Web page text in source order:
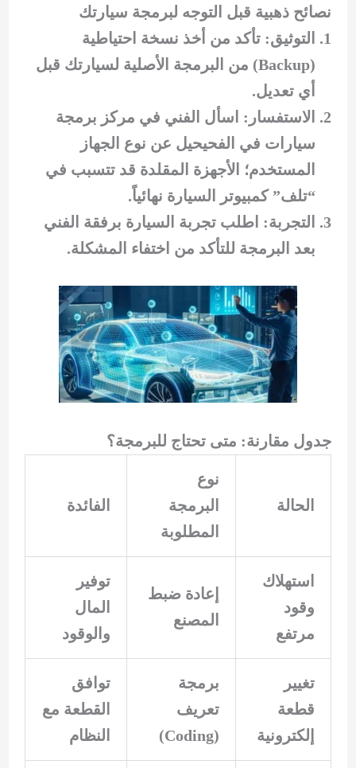
نصائح ذهبية قبل التوجه لبرمجة سيارتك
التوثيق: تأكد من أخذ نسخة احتياطية
(Backup) من البرمجة الأصلية لسيارتك قبل
أي تعديل.
الاستفسار: اسأل الفني في مركز برمجة
سيارات في الفحيحيل عن نوع الجهاز
المستخدم؛ الأجهزة المقلدة قد تتسبب في
“تلف” كمبيوتر السيارة نهائياً.
التجربة: اطلب تجربة السيارة برفقة الفني
بعد البرمجة للتأكد من اختفاء المشكلة.
جدول مقارنة: متى تحتاج للبرمجة؟
الحالة
نوع
البرمجة
المطلوبة
الفائدة
استهلاك
وقود
مرتفع
إعادة ضبط
المصنع
توفير
المال
والوقود
تغيير
قطعة
إلكترونية
برمجة
تعريف
(Coding)
توافق
القطعة مع
النظام